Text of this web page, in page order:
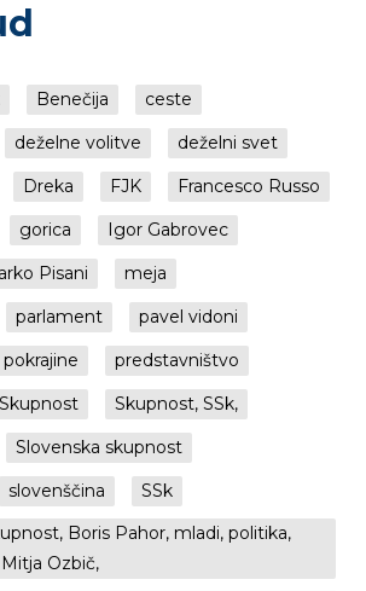
Benečija
ceste
deželne volitve
deželni svet
Dreka FJK
Francesco Russo
gorica
Igor Gabrovec
Pisani
meja
parlament
pavel vidoni
pokrajine
predstavništvo
Skupnost
Skupnost, SSk,
Slovenska skupnost
slovenščina
SSk
Boris Pahor, mladi, politika,
Ozbič,